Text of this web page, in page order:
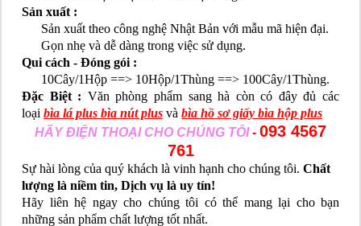
Sản xuất :
Sản xuất theo công nghệ Nhật Bản với mẫu mã hiện đại.
Gọn nhẹ và dễ dàng trong việc sử dụng.
Qui cách - Đóng gói :
10Cây/1Hộp ==> 10Hộp/1Thùng ==> 100Cây/1Thùng.
Đặc Biệt : Văn phòng phẩm sang hà còn có đây đủ các
loại bìa lá plus bìa nút plus và bìa hồ sơ giấy bìa hộp plus
HÃY ĐIỆN THOẠI CHO CHÚNG TÔI- 093 4567
761
Sự hài lòng của quý khách là vinh hạnh cho chúng tôi. Chất
lượng là niềm tin, Dịch vụ là uy tín!
Hãy liên hệ ngay cho chúng tôi có thể mang lại cho bạn
những sản phẩm chất lượng tốt nhất.